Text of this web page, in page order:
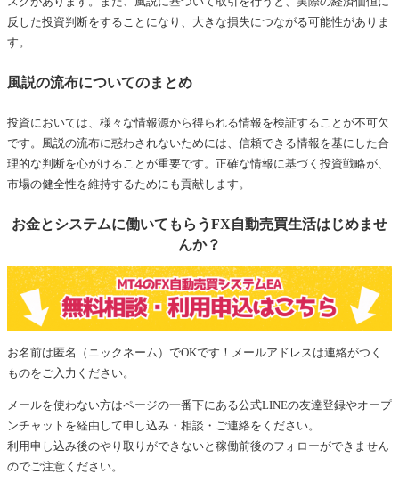
反した投資判断をすることになり、大きな損失につながる可能性がありま
す。
風説の流布についてのまとめ
投資においては、様々な情報源から得られる情報を検証することが不可欠
です。風説の流布に惑わされないためには、信頼できる情報を基にした合
理的な判断を心がけることが重要です。正確な情報に基づく投資戦略が、
市場の健全性を維持するためにも貢献します。
お金とシステムに働いてもらうFX自動売買生活はじめませ
んか？
お名前は匿名（ニックネーム）でOKです！メールアドレスは連絡がつく
ものをご入力ください。
メールを使わない方はページの一番下にある公式LINEの友達登録やオープ
ンチャットを経由して申し込み・相談・ご連絡をください。
利用申し込み後のやり取りができないと稼働前後のフォローができません
のでご注意ください。